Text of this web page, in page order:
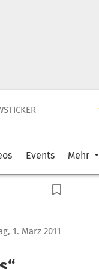
Events Mehr
1. März 2011